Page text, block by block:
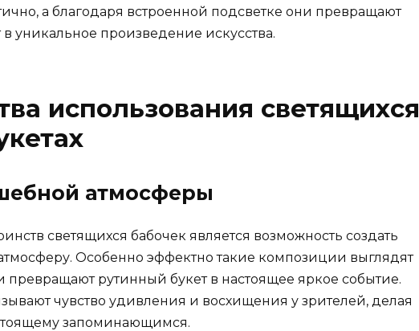
а благодаря встроенной подсветке они превращают
уникальное произведение искусства.
использования светящихся
атмосферы
светящихся бабочек является возможность создать
Особенно эффектно такие композиции выглядят
рутинный букет в настоящее яркое событие.
чувство удивления и восхищения у зрителей, делая
запоминающимся.